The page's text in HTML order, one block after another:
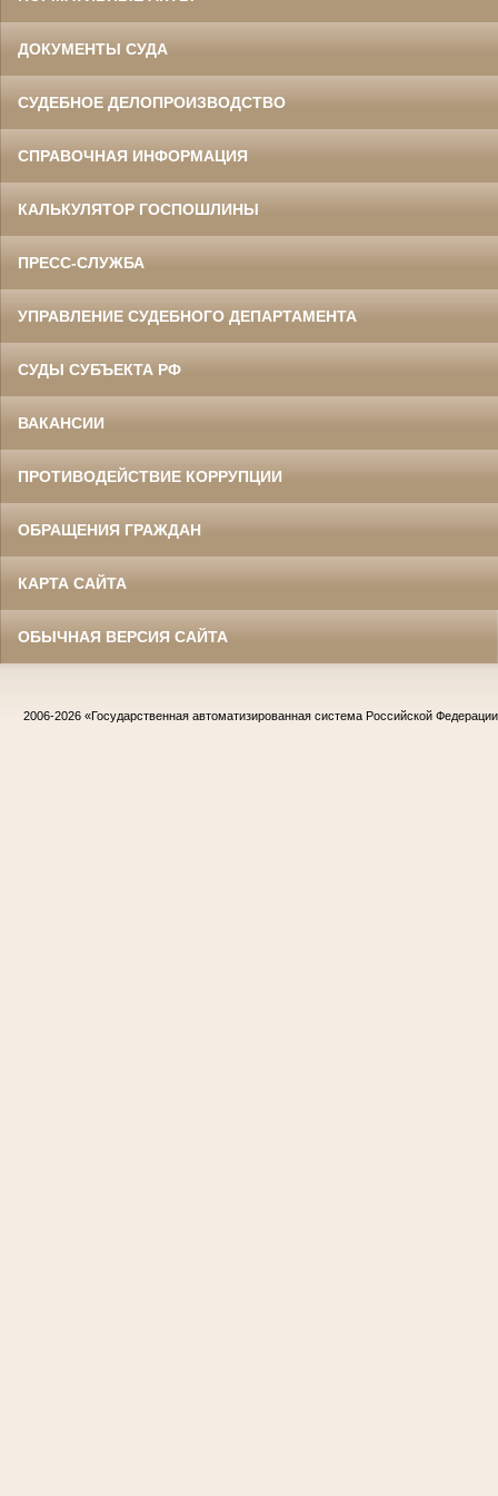
ДОКУМЕНТЫ СУДА
СУДЕБНОЕ ДЕЛОПРОИЗВОДСТВО
СПРАВОЧНАЯ ИНФОРМАЦИЯ
КАЛЬКУЛЯТОР ГОСПОШЛИНЫ
ПРЕСС-СЛУЖБА
УПРАВЛЕНИЕ СУДЕБНОГО ДЕПАРТАМЕНТА
СУДЫ СУБЪЕКТА РФ
ВАКАНСИИ
ПРОТИВОДЕЙСТВИЕ КОРРУПЦИИ
ОБРАЩЕНИЯ ГРАЖДАН
КАРТА САЙТА
ОБЫЧНАЯ ВЕРСИЯ САЙТА
2006-2026 «Государственная автоматизированная система Российской